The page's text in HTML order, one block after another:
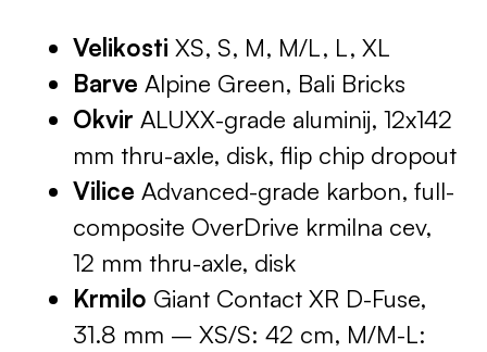
Velikosti XS, S, M, M/L, L, XL
Barve Alpine Green, Bali Bricks
Okvir ALUXX-grade aluminij, 12x142
mm thru-axle, disk, flip chip dropout
Vilice Advanced-grade karbon, full-
composite OverDrive krmilna cev,
12 mm thru-axle, disk
Krmilo Giant Contact XR D-Fuse,
31.8 mm – XS/S: 42 cm, M/M-L: